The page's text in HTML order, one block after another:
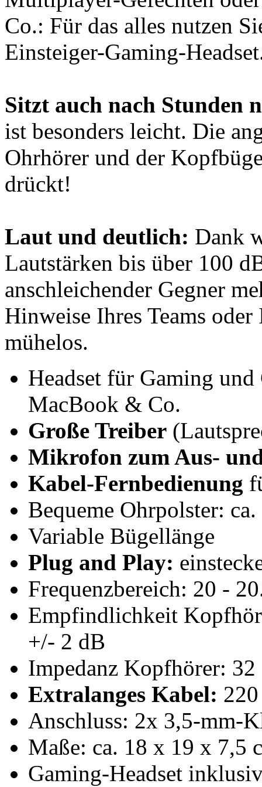
Co.: Für das alles nutzen
Einsteiger-Gaming-
Sitzt auch nach Stunden
ist besonders leicht. Die
Ohrhörer und der
drückt!
Laut und deutlich: Dank
Lautstärken bis über 100
anschleichender Gegner
Hinweise Ihres Teams
mühelos.
Headset für Gaming
MacBook & Co.
Große Treiber
Mikrofon zum Aus-
Kabel-Fernbedienung
Bequeme Ohrpolster:
Variable Bügellänge
Plug and Play:
Frequenzbereich: 20 -
Empfindlichkeit
+/- 2 dB
Impedanz Kopfhörer:
Extralanges Kabel:
Anschluss: 2x 3,5-mm-
Maße: ca. 18 x 19 x 7,5
Gaming-Headset